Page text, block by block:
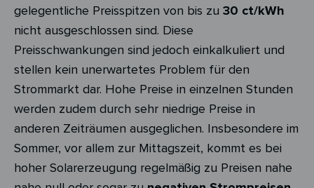
gelegentliche Preisspitzen von bis zu 30 ct/kWh
nicht ausgeschlossen sind. Diese
Preisschwankungen sind jedoch einkalkuliert und
stellen kein unerwartetes Problem für den
Strommarkt dar. Hohe Preise in einzelnen Stunden
werden zudem durch sehr niedrige Preise in
anderen Zeiträumen ausgeglichen. Insbesondere im
Sommer, vor allem zur Mittagszeit, kommt es bei
hoher Solarerzeugung regelmäßig zu Preisen nahe